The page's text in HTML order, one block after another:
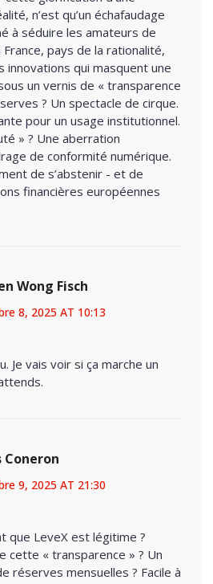
n’est qu’un échafaudage
à séduire les amateurs de
pays de la rationalité,
qui masquent une
un vernis de « transparence
? Un spectacle de cirque.
pour un usage institutionnel.
» ? Une aberration
de conformité numérique.
de s’abstenir - et de
financières européennes
Wong Fisch
8, 2025 AT 10:13
Je vais voir si ça marche un
Coneron
9, 2025 AT 21:30
que LeveX est légitime ?
cette « transparence » ? Un
réserves mensuelles ? Facile à